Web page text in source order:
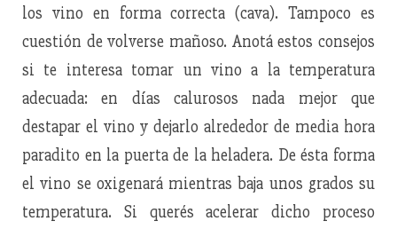
los vino en forma correcta (cava). Tampoco es
cuestión de volverse mañoso. Anotá estos consejos
si te interesa tomar un vino a la temperatura
adecuada: en días calurosos nada mejor que
destapar el vino y dejarlo alrededor de media hora
paradito en la puerta de la heladera. De ésta forma
el vino se oxigenará mientras baja unos grados su
temperatura. Si querés acelerar dicho proceso